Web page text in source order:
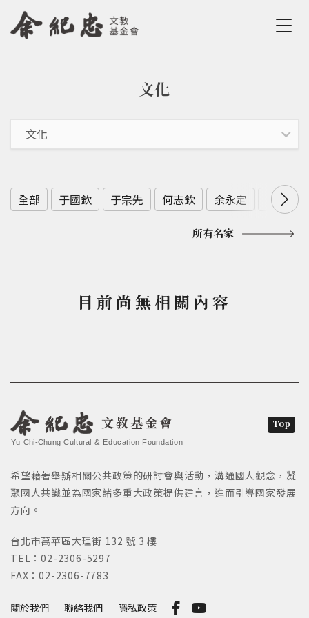
Jump to Navigation
Jump to Main content
文化
全部 于國欽 于宗先 何志欽 余永定 余範英
所有名家
目前尚無相關內容
文教基金會
Yu Chi-Chung Cultural & Education Foundation
關於我們 聯絡我們 隱私政策
希望藉著舉辦相關公共政策的研討會與活動，溝通國人觀念，凝
聚國人共識並為國家諸多重大政策提供建言，進而引導國家發展
方向。
台北市萬華區大理街 132 號 3 樓
TEL：02-2306-5297
FAX：02-2306-7783
Top